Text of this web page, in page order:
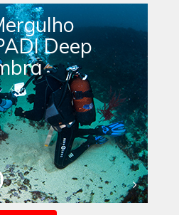
Deep